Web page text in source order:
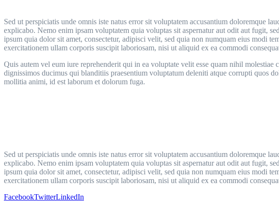
Sed ut perspiciatis unde omnis iste natus error sit voluptatem accusantium doloremque
explicabo. Nemo enim ipsam voluptatem quia voluptas sit aspernatur aut odit aut fugit,
ipsum quia dolor sit amet, consectetur, adipisci velit, sed quia non numquam eius modi
exercitationem ullam corporis suscipit laboriosam, nisi ut aliquid ex ea commodi
Quis autem vel eum iure reprehenderit qui in ea voluptate velit esse quam nihil
dignissimos ducimus qui blanditiis praesentium voluptatum deleniti atque corrupti quos
mollitia animi, id est laborum et dolorum fuga.
Sed ut perspiciatis unde omnis iste natus error sit voluptatem accusantium doloremque
explicabo. Nemo enim ipsam voluptatem quia voluptas sit aspernatur aut odit aut fugit,
ipsum quia dolor sit amet, consectetur, adipisci velit, sed quia non numquam eius modi
exercitationem ullam corporis suscipit laboriosam, nisi ut aliquid ex ea commodi
FacebookTwitterLinkedIn